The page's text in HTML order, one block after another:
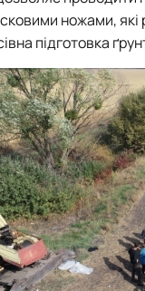
ножами, які
підготовка